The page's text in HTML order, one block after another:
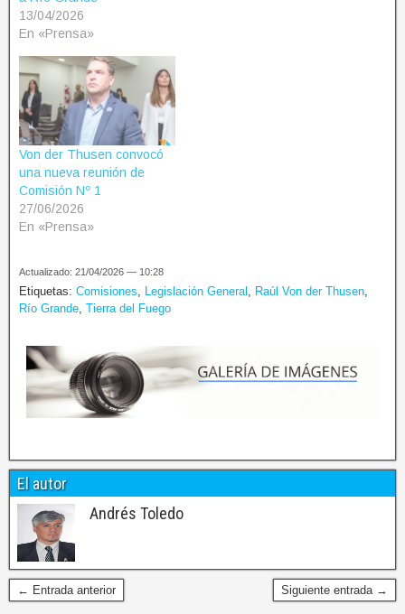
13/04/2026
En «Prensa»
Von der Thusen convocó
una nueva reunión de
Comisión Nº 1
27/06/2026
En «Prensa»
Actualizado: 21/04/2026 — 10:28
Etiquetas: Comisiones Legislación General Raúl Von der Thusen
Río Grande Tierra del Fuego
El autor
Andrés Toledo
← Entrada anterior Siguiente entrada →